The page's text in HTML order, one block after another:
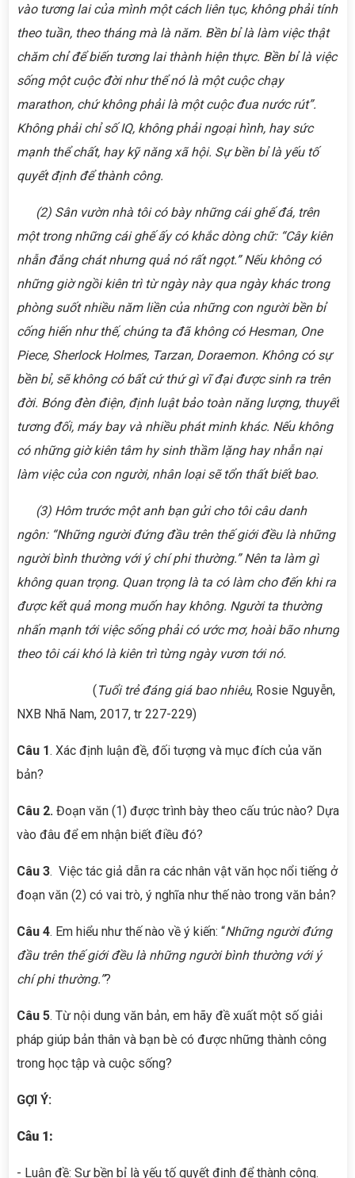
vào tương lai của mình một cách liên tục, không phải tính
theo tuần, theo tháng mà là năm. Bền bỉ là làm việc thật
chăm chỉ để biến tương lai thành hiện thực. Bền bỉ là việc
sống một cuộc đời như thể nó là một cuộc chạy
marathon, chứ không phải là một cuộc đua nước rút”.
Không phải chỉ số IQ, không phải ngoại hình, hay sức
mạnh thể chất, hay kỹ năng xã hội. Sự bền bỉ là yếu tố
quyết định để thành công.
(2) Sân vườn nhà tôi có bày những cái ghế đá, trên
một trong những cái ghế ấy có khắc dòng chữ: “Cây kiên
nhẫn đắng chát nhưng quả nó rất ngọt.” Nếu không có
những giờ ngồi kiên trì từ ngày này qua ngày khác trong
phòng suốt nhiều năm liền của những con người bền bỉ
cống hiến như thế, chúng ta đã không có Hesman, One
Piece, Sherlock Holmes, Tarzan, Doraemon. Không có sự
bền bỉ, sẽ không có bất cứ thứ gì vĩ đại được sinh ra trên
đời. Bóng đèn điện, định luật bảo toàn năng lượng, thuyết
tương đối, máy bay và nhiều phát minh khác. Nếu không
có những giờ kiên tâm hy sinh thầm lặng hay nhẫn nại
làm việc của con người, nhân loại sẽ tổn thất biết bao.
(3) Hôm trước một anh bạn gửi cho tôi câu danh
ngôn: “Những người đứng đầu trên thế giới đều là những
người bình thường với ý chí phi thường.” Nên ta làm gì
không quan trọng. Quan trọng là ta có làm cho đến khi ra
được kết quả mong muốn hay không. Người ta thường
nhấn mạnh tới việc sống phải có ước mơ, hoài bão nhưng
theo tôi cái khó là kiên trì từng ngày vươn tới nó.
(Tuổi trẻ đáng giá bao nhiêu, Rosie Nguyễn,
NXB Nhã Nam, 2017, tr 227-229)
Câu 1. Xác định luận đề, đối tượng và mục đích của văn
bản?
Câu 2. Đoạn văn (1) được trình bày theo cấu trúc nào? Dựa
vào đâu để em nhận biết điều đó?
Câu 3. Việc tác giả dẫn ra các nhân vật văn học nổi tiếng ở
đoạn văn (2) có vai trò, ý nghĩa như thế nào trong văn bản?
Câu 4. Em hiểu như thế nào về ý kiến: “Những người đứng
đầu trên thế giới đều là những người bình thường với ý
chí phi thường.”?
Câu 5. Từ nội dung văn bản, em hãy đề xuất một số giải
pháp giúp bản thân và bạn bè có được những thành công
trong học tập và cuộc sống?
GỢI Ý:
Câu 1:
- Luận đề: Sự bền bỉ là yếu tố quyết định để thành công.